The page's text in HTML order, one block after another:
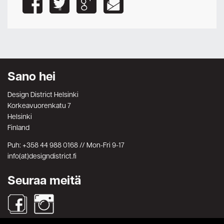
Sano hei
Design District Helsinki
Korkeavuorenkatu 7
Helsinki
Finland
Puh: +358 44 988 0168 // Mon-Fri 9-17
info(at)designdistrict.fi
Seuraa meitä